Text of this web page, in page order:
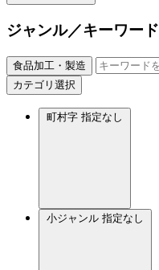
ジャンル／キーワード
食品加工・製造
カテゴリ選択
町村字 指定なし
小ジャンル 指定なし